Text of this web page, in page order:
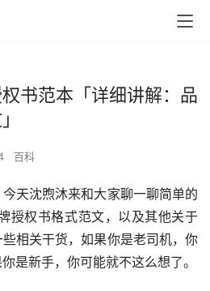
书范本「详细讲解：品
百科
天沈煦沐来和大家聊一聊简单的
授权书格式范文，以及其他关于
相关干货，如果你是老司机，你
是新手，你可能就不这么想了。